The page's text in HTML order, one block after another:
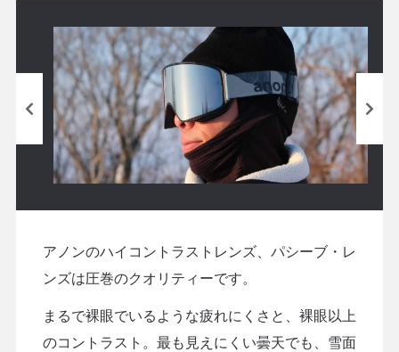
アノンのハイコントラストレンズ、パシーブ・レ
ンズは圧巻のクオリティーです。
まるで裸眼でいるような疲れにくさと、裸眼以上
のコントラスト。最も見えにくい曇天でも、雪面